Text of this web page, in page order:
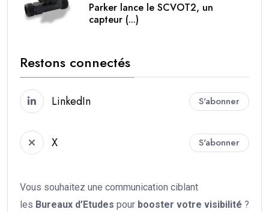
Parker lance le SCVOT2, un
capteur (...)
Restons connectés
LinkedIn S'abonner
X S'abonner
Vous souhaitez une communication ciblant
les Bureaux d’Etudes pour booster votre visibilité ?